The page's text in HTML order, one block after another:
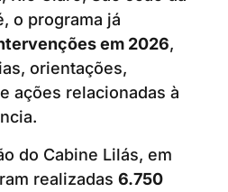
o programa já
em 2026,
orientações,
ações relacionadas à
do Cabine Lilás, em
realizadas 6.750